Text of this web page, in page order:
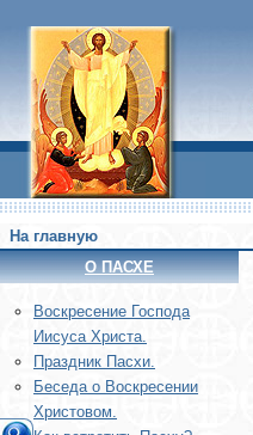
На главную
О ПАСХЕ
Воскреcение Господа
Иисуса Христа.
Праздник Пасхи.
Беседа о Воскресении
Христовом.